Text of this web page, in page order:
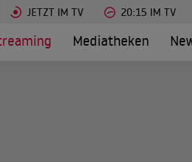
JETZT IM TV 20:15 IM TV
Mediatheken